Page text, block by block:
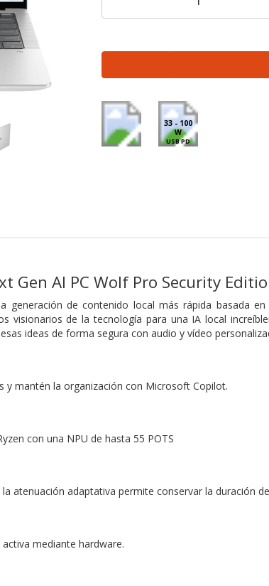
33 - 100
W
USB PD
Gen AI PC Wolf Pro Security
generación de contenido local más rápida basada
visionarios de la tecnología para una IA local
ideas de forma segura con audio y vídeo
y mantén la organización con Microsoft Copilot.
con una NPU de hasta 55 POTS
atenuación adaptativa permite conservar la duración
mediante hardware.